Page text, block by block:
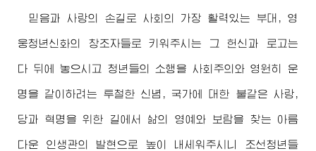
믿음과 사랑의 손길로 사회의 가장 활력있는 부대, 영
웅청년신화의 창조자들로 키워주시는 그 헌신과 로고는
다 뒤에 놓으시고 청년들의 소행을 사회주의와 영원히 운
명을 같이하려는 투철한 신념, 국가에 대한 불같은 사랑,
당과 혁명을 위한 길에서 삶의 영예와 보람을 찾는 아름
다운 인생관의 발현으로 높이 내세워주시니 조선청년들